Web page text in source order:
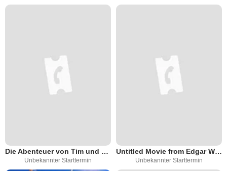
Die Abenteuer von Tim und Struppi 2
Unbekannter Starttermin
Untitled Movie from Edgar Wright, Simon Pegg and Nick Frost
Unbekannter Starttermin